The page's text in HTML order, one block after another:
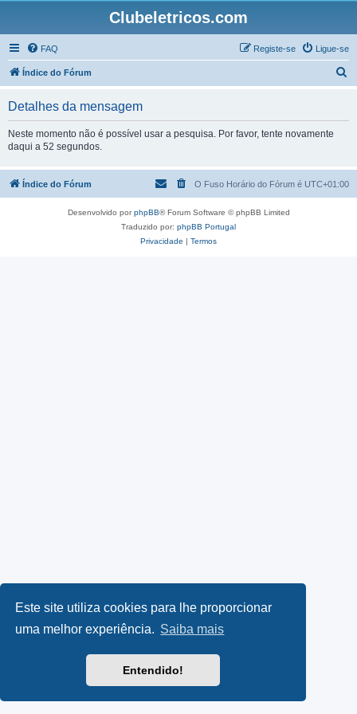
Este site utiliza cookies para lhe proporcionar
uma melhor experiência. Saiba mais
Entendido!
Clubeletricos.com
FAQ Ligue-se
Registe-se
Índice do Fórum
s
Detalhes da mensagem
Neste momento não é possível usar a pesquisa. Por favor, tente novamente
daqui a 52 segundos.
Índice do Fórum O Fuso Horário do Fórum é UTC+01:00
Desenvolvido porphpBB® Forum Software © phpBB Limited
Traduzido por: phpBB Portugal
Privacidade | Termos